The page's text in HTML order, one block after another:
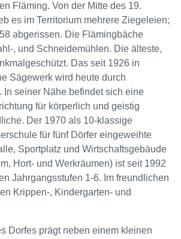
Fläming. Von der Mitte des 19.
es im Territorium mehrere Ziegeleien;
abgerissen. Die Flämingbäche
, und Schneidemühlen. Die älteste,
Das seit 1926 in
Sägewerk wird heute durch
In seiner Nähe befindet sich eine
für körperlich und geistig
Der 1970 als 10-klassige
für fünf Dörfer eingeweihte
Sportplatz und Wirtschaftsgebäude
Hort- und Werkräumen) ist seit 1992
Jahrgangsstufen 1-6. Im freundlichen
Krippen-, Kindergarten- und
Dorfes prägt neben einem kleinen